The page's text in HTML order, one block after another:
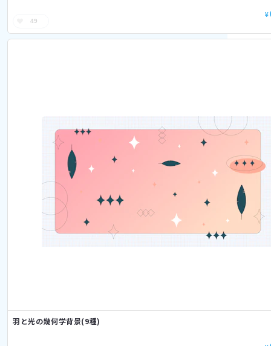
49
¥
羽と光の幾何学背景(9種)